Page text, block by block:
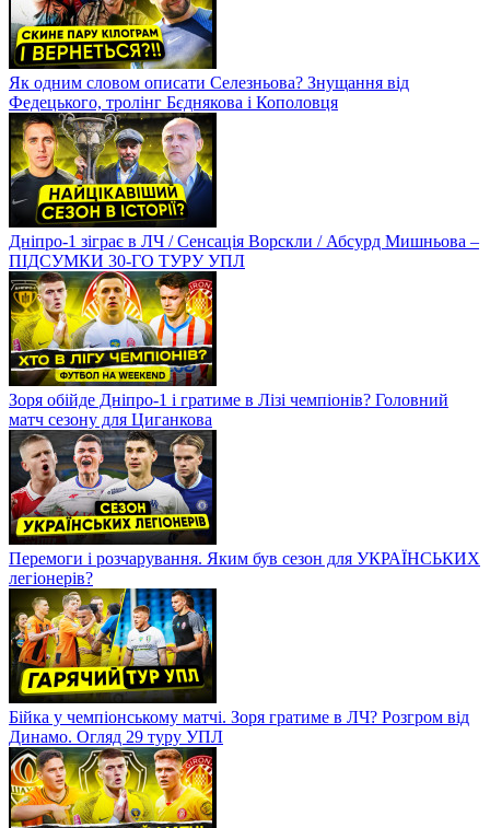
Як одним словом описати Селезньова? Знущання від
Федецького, тролінг Бєднякова і Кополовця
Дніпро-1 зіграє в ЛЧ / Сенсація Ворскли / Абсурд Мишньова –
ПІДСУМКИ 30-ГО ТУРУ УПЛ
Зоря обійде Дніпро-1 і гратиме в Лізі чемпіонів? Головний
матч сезону для Циганкова
Перемоги і розчарування. Яким був сезон для УКРАЇНСЬКИХ
легіонерів?
Бійка у чемпіонському матчі. Зоря гратиме в ЛЧ? Розгром від
Динамо. Огляд 29 туру УПЛ